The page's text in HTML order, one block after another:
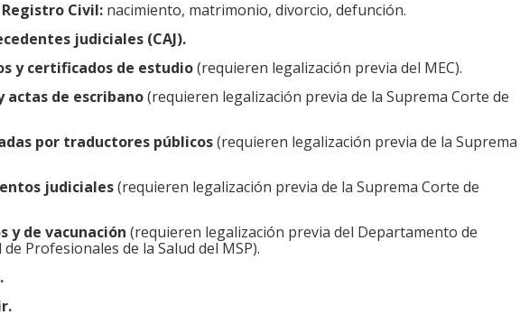
Civil:nacimiento, matrimonio, divorcio, defunción.
judiciales (CAJ).
y certificados de estudio(requieren legalización previa del MEC).
actas de escribano(requieren legalización previa de la Suprema Corte de
por traductores públicos(requieren legalización previa de la Suprema
judiciales(requieren legalización previa de la Suprema Corte de
y de vacunación (requieren legalización previa del Departamento de
Profesionales de la Salud del MSP).